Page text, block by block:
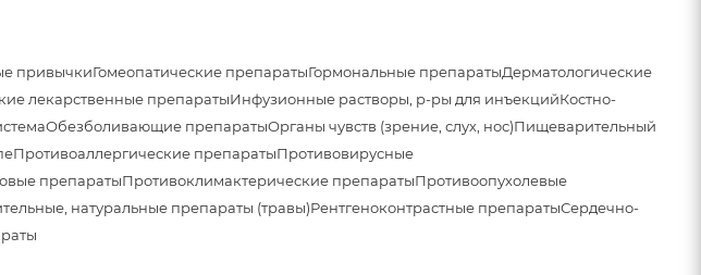
привычкиГомеопатические препаратыГормональные препаратыДерматологические
лекарственные препаратыИнфузионные растворы, р-ры для инъекцийКостно-
Обезболивающие препаратыОрганы чувств (зрение, слух, нос)Пищеварительный
Противоаллергические препаратыПротивовирусные
препаратыПротивоклимактерические препаратыПротивоопухолевые
натуральные препараты (травы)Рентгеноконтрастные препаратыСердечно-